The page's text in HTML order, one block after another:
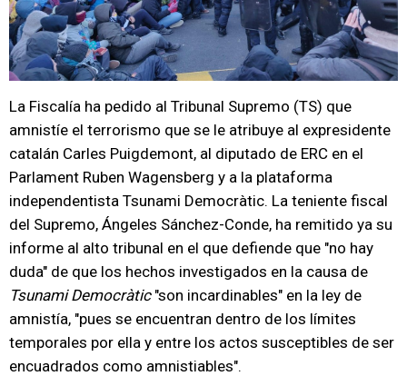
La Fiscalía ha pedido al Tribunal Supremo (TS) que
amnistíe el terrorismo que se le atribuye al expresidente
catalán Carles Puigdemont, al diputado de ERC en el
Parlament Ruben Wagensberg y a la plataforma
independentista Tsunami Democràtic. La teniente fiscal
del Supremo, Ángeles Sánchez-Conde, ha remitido ya su
informe al alto tribunal en el que defiende que "no hay
duda" de que los hechos investigados en la causa de
Tsunami Democràtic"son incardinables" en la ley de
amnistía, "pues se encuentran dentro de los límites
temporales por ella y entre los actos susceptibles de ser
encuadrados como amnistiables".